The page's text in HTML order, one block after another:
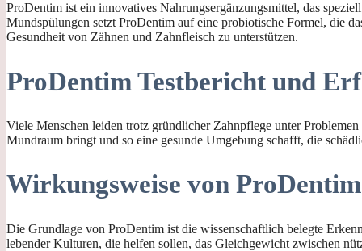
ProDentim ist ein innovatives Nahrungsergänzungsmittel, das
Mundspülungen setzt ProDentim auf eine probiotische Formel, die
Gesundheit von Zähnen und Zahnfleisch zu unterstützen.
ProDentim Testbericht und
Viele Menschen leiden trotz gründlicher Zahnpflege unter
Mundraum bringt und so eine gesunde Umgebung schafft, die
Wirkungsweise von ProDentim
Die Grundlage von ProDentim ist die wissenschaftlich belegte
lebender Kulturen, die helfen sollen, das Gleichgewicht zwischen